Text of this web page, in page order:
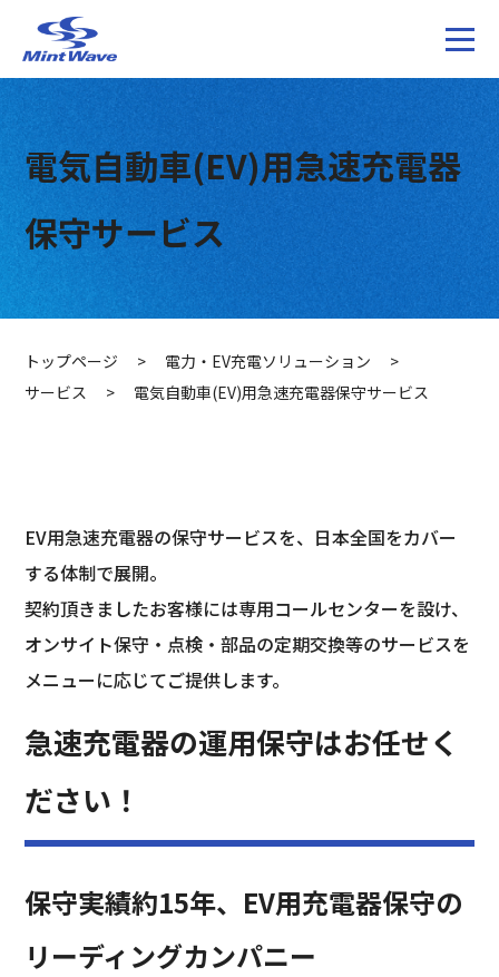
電気自動車(EV)用急速充電器
保守サービス
トップページ > 電力・EV充電ソリューション
>
サービス
> 電気自動車(EV)用急速充電器保守サービス
EV用急速充電器の保守サービスを、日本全国をカバー
する体制で展開。
契約頂きましたお客様には専用コールセンターを設け、
オンサイト保守・点検・部品の定期交換等のサービスを
メニューに応じてご提供します。
急速充電器の運用保守はお任せく
ださい！
保守実績約15年、EV用充電器保守の
リーディングカンパニー